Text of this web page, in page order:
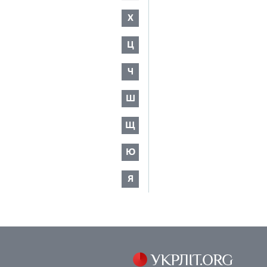
Х
Ц
Ч
Ш
Щ
Ю
Я